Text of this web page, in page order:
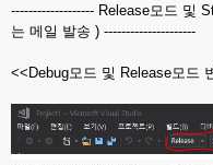
------------------- Release모드 및
는 메일 발송 ) ---------------------
<<Debug모드 및 Release모드